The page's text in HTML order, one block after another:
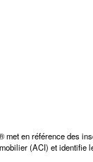
en référence des
(ACI) et